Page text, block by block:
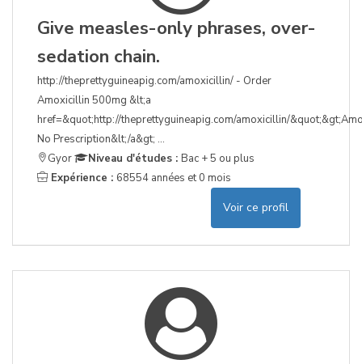
Give measles-only phrases, over-
sedation chain.
http://theprettyguineapig.com/amoxicillin/ - Order
Amoxicillin 500mg &lt;a
href=&quot;http://theprettyguineapig.com/amoxicillin/
No Prescription&lt;/a&gt; ...
Gyor
Niveau d'études : Bac + 5 ou plus
Expérience : 68554 années et 0 mois
Voir ce profil